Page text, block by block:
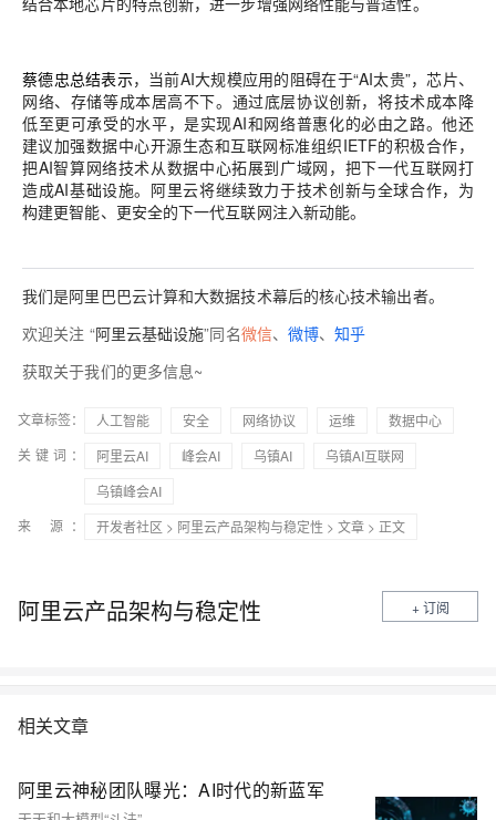
蔡德忠总结表示，当前AI大规模应用的阻碍在于“AI太贵”，芯片、
网络、存储等成本居高不下。通过底层协议创新，将技术成本降
低至更可承受的水平，是实现AI和网络普惠化的必由之路。他还
建议加强数据中心开源生态和互联网标准组织IETF的积极合作，
把AI智算网络技术从数据中心拓展到广域网，把下一代互联网打
造成AI基础设施。阿里云将继续致力于技术创新与全球合作，为
构建更智能、更安全的下一代互联网注入新动能。
我们是阿里巴巴云计算和大数据技术幕后的核心技术输出者。
欢迎关注 “阿里云基础设施”同名微信、 微博、知乎
获取关于我们的更多信息~
文章标签： 人工智能 安全 网络协议 运维
数据中心
关键词：
阿里云AI 峰会AI 乌镇AI
乌镇AI互联网
乌镇峰会AI
来 源：
开发者社区 > 阿里云产品架构与稳定性 > 文章 > 正文
阿里云产品架构与稳定性 + 订阅
相关文章
阿里云神秘团队曝光：AI时代的新蓝军